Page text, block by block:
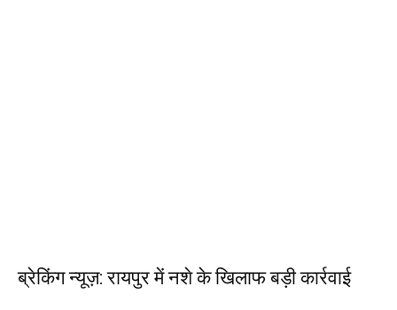
ब्रेकिंग न्यूज़: रायपुर में नशे के खिलाफ बड़ी कार्रवाई